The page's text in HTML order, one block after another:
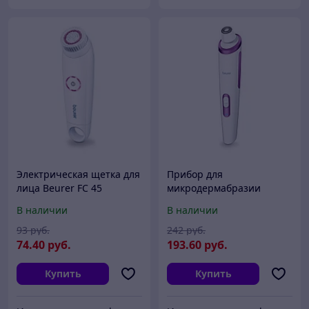
Электрическая щетка для
лица Beurer FC 45
В наличии
74.40 руб.
93 руб.
Купить
Прибор для
микродермабразии
В наличии
193.60 руб.
242 руб.
Купить